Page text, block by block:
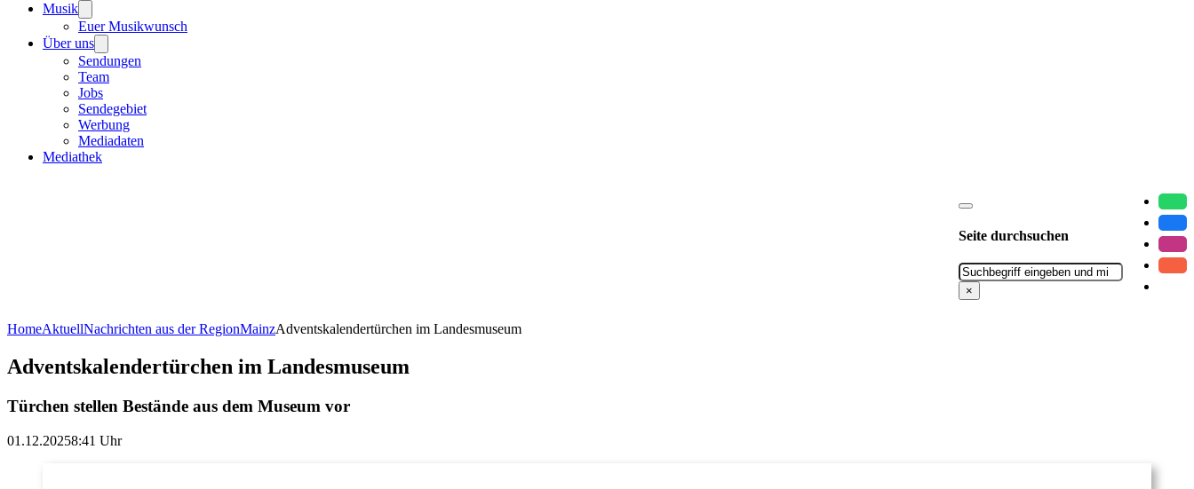
Musik
Euer Musikwunsch
Über uns
Sendungen
Team
Jobs
Sendegebiet
Werbung
Mediadaten
Mediathek
Seite durchsuchen
Suchen
×
HomeAktuellNachrichten aus der RegionMainzAdventskalendertürchen im Landesmuseum
Adventskalendertürchen im Landesmuseum
Türchen stellen Bestände aus dem Museum vor
01.12.20258:41 Uhr